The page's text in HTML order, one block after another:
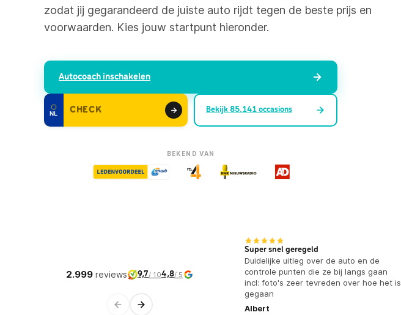
zodat jij gegarandeerd de juiste auto rijdt tegen de beste prijs en
voorwaarden. Kies jouw startpunt hieronder.
Autocoach inschakelen
NL Bekijk 85.141 occasions
BEKEND VAN
2.999 reviews 9,7/ 104,8/ 5
Super snel geregeld
Duidelijke uitleg over de auto en de
controle punten die ze bij langs gaan
incl: foto's zeer tevreden over hoe het is
gegaan
Albert